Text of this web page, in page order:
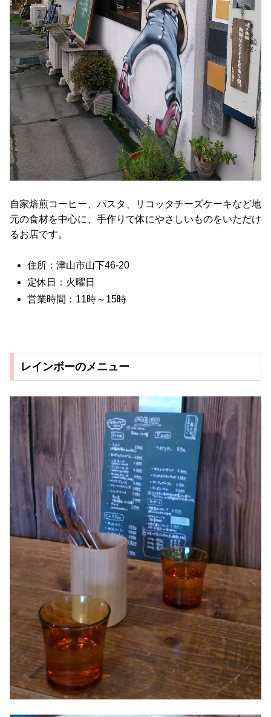
自家焙煎コーヒー、パスタ、リコッタチーズケーキなど地
元の食材を中心に、手作りで体にやさしいものをいただけ
るお店です。
住所：津山市山下46-20
定休日：火曜日
営業時間：11時～15時
レインボーのメニュー